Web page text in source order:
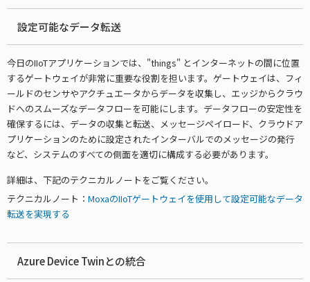
設定可能なデータ転送
今日のIIoTアプリケーションでは、"things" とインターネットの間に位置
するゲートウェイが非常に重要な役割を担います。ゲートウェイは、フィ
ールドのセンサやアクチュエータからデータを収集し、エッジからクラウ
ドへのスムーズなデータフローを可能にします。データフローの安定性を
確保するには、データの収集と転送、メッセージペイロード、クラウドア
プリケーションのために設定されたインターバルでのメッセージの発行
など、システムのすべての側面を適切に構成する必要があります。
詳細は、下記のテクニカルノートをご覧ください。
テクニカルノート： MoxaのIIoTゲートウェイを使用して設定可能なデータ
転送を実現する
Azure Device Twinとの統合